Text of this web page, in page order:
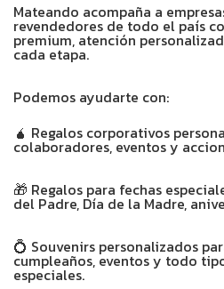
Mateando acompaña a
revendedores de todo el país
premium, atención
cada etapa.
Podemos ayudarte con:
🧉 Regalos corporativos
colaboradores, eventos y
🎁 Regalos para fechas
del Padre, Día de la Madre,
💍 Souvenirs personalizados
cumpleaños, eventos y todo
especiales.